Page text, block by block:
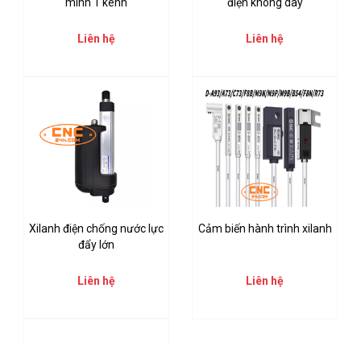
Liên hệ Liên hệ
Xilanh điện chống nước lực
đẩy lớn
Liên hệ
Cảm biến hành trình xilanh
Liên hệ